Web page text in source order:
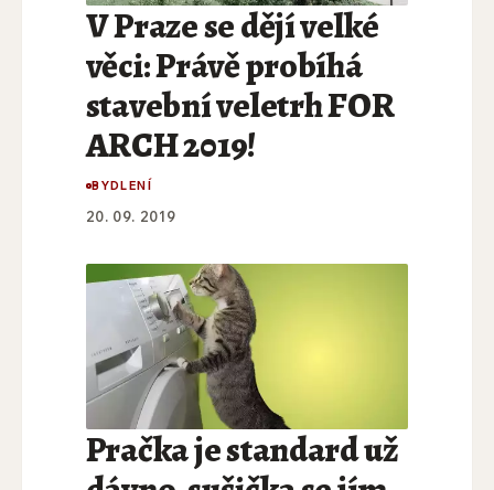
V Praze se dějí velké
věci: Právě probíhá
stavební veletrh FOR
ARCH 2019!
BYDLENÍ
20. 09. 2019
Pračka je standard už